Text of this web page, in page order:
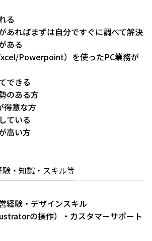
る
あればまずは自分ですぐに調べて解決
ある
Powerpoint）を使ったPC業務が
できる
のある方
得意な方
ている
高い方
・知識・スキル等
経験・デザインスキル
の操作）・カスタマーサポート